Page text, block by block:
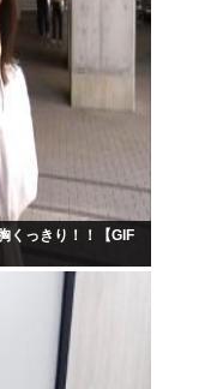
くっきり！！【GIF